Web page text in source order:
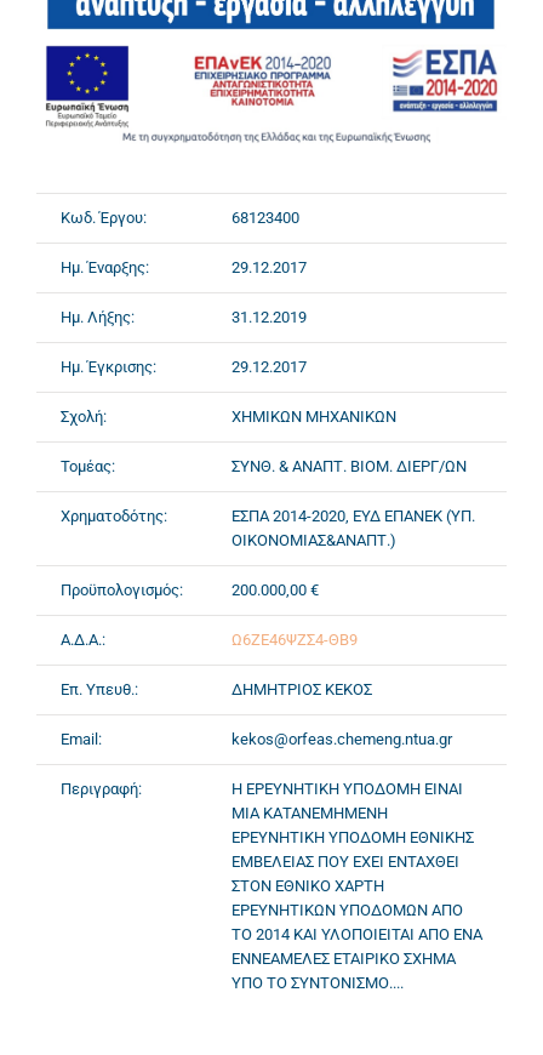
Κωδ. Έργου: 68123400
Ημ. Έναρξης: 29.12.2017
Ημ. Λήξης: 31.12.2019
Ημ. Έγκρισης: 29.12.2017
Σχολή: ΧΗΜΙΚΩΝ ΜΗΧΑΝΙΚΩΝ
Τομέας: ΣΥΝΘ. & ΑΝΑΠΤ. ΒΙΟΜ. ΔΙΕΡΓ/ΩΝ
Χρηματοδότης:
ΕΣΠΑ 2014-2020, ΕΥΔ ΕΠΑΝΕΚ (ΥΠ.
ΟΙΚΟΝΟΜΙΑΣ&ΑΝΑΠΤ.)
Προϋπολογισμός: 200.000,00 €
Α.Δ.Α.: Ω6ΖΕ46ΨΖΣ4-ΘΒ9
Επ. Υπευθ.: ΔΗΜΗΤΡΙΟΣ ΚΕΚΟΣ
Email: kekos@orfeas.chemeng.ntua.gr
Περιγραφή:
Η ΕΡΕΥΝΗΤΙΚΗ ΥΠΟΔΟΜΗ ΕΙΝΑΙ
ΜΙΑ ΚΑΤΑΝΕΜΗΜΕΝΗ
ΕΡΕΥΝΗΤΙΚΗ ΥΠΟΔΟΜΗ ΕΘΝΙΚΗΣ
ΕΜΒΕΛΕΙΑΣ ΠΟΥ ΕΧΕΙ ΕΝΤΑΧΘΕΙ
ΣΤΟΝ ΕΘΝΙΚΟ ΧΑΡΤΗ
ΕΡΕΥΝΗΤΙΚΩΝ ΥΠΟΔΟΜΩΝ ΑΠΟ
ΤΟ 2014 ΚΑΙ ΥΛΟΠΟΙΕΙΤΑΙ ΑΠΟ ΕΝΑ
ΕΝΝΕΑΜΕΛΕΣ ΕΤΑΙΡΙΚΟ ΣΧΗΜΑ
ΥΠΟ ΤΟ ΣΥΝΤΟΝΙΣΜΟ....